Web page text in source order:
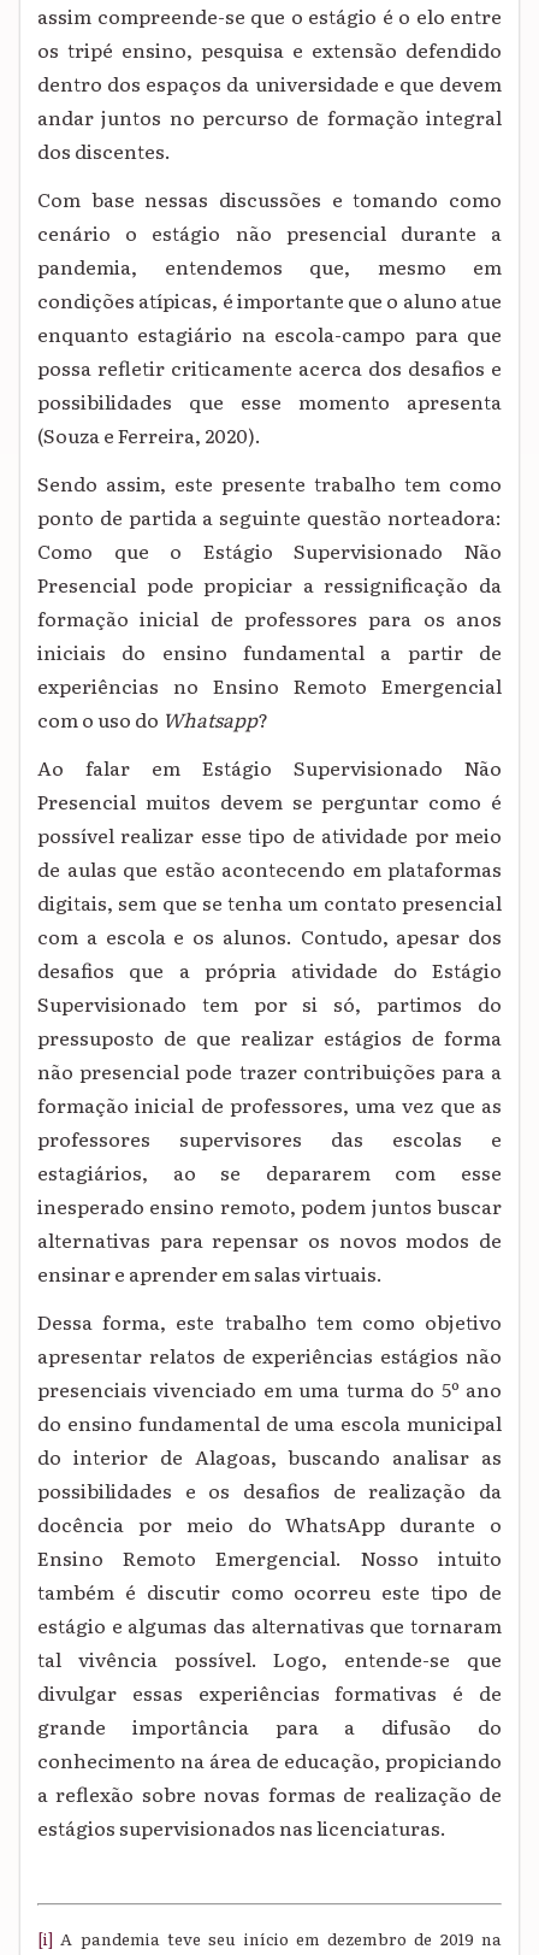
assim compreende-se que o estágio é o elo entre
os tripé ensino, pesquisa e extensão defendido
dentro dos espaços da universidade e que devem
andar juntos no percurso de formação integral
dos discentes.
Com base nessas discussões e tomando como
cenário o estágio não presencial durante a
pandemia, entendemos que, mesmo em
condições atípicas, é importante que o aluno atue
enquanto estagiário na escola-campo para que
possa refletir criticamente acerca dos desafios e
possibilidades que esse momento apresenta
(Souza e Ferreira, 2020).
Sendo assim, este presente trabalho tem como
ponto de partida a seguinte questão norteadora:
Como que o Estágio Supervisionado Não
Presencial pode propiciar a ressignificação da
formação inicial de professores para os anos
iniciais do ensino fundamental a partir de
experiências no Ensino Remoto Emergencial
com o uso do Whatsapp?
Ao falar em Estágio Supervisionado Não
Presencial muitos devem se perguntar como é
possível realizar esse tipo de atividade por meio
de aulas que estão acontecendo em plataformas
digitais, sem que se tenha um contato presencial
com a escola e os alunos. Contudo, apesar dos
desafios que a própria atividade do Estágio
Supervisionado tem por si só, partimos do
pressuposto de que realizar estágios de forma
não presencial pode trazer contribuições para a
formação inicial de professores, uma vez que as
professores supervisores das escolas e
estagiários, ao se depararem com esse
inesperado ensino remoto, podem juntos buscar
alternativas para repensar os novos modos de
ensinar e aprender em salas virtuais.
Dessa forma, este trabalho tem como objetivo
apresentar relatos de experiências estágios não
presenciais vivenciado em uma turma do 5º ano
do ensino fundamental de uma escola municipal
do interior de Alagoas, buscando analisar as
possibilidades e os desafios de realização da
docência por meio do WhatsApp durante o
Ensino Remoto Emergencial. Nosso intuito
também é discutir como ocorreu este tipo de
estágio e algumas das alternativas que tornaram
tal vivência possível. Logo, entende-se que
divulgar essas experiências formativas é de
grande importância para a difusão do
conhecimento na área de educação, propiciando
a reflexão sobre novas formas de realização de
estágios supervisionados nas licenciaturas.
[i] A pandemia teve seu início em dezembro de 2019 na